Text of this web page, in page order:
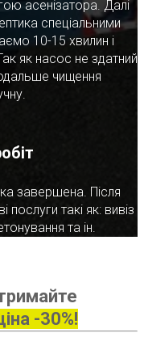
асенізатора. Далі
спеціальними
10-15 хвилин і
як насос не здатний
чищення
завершена. Після
такі як: вивіз
та ін.
-30%!